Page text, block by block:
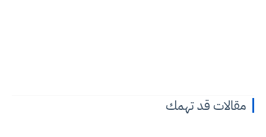
مقالات قد تهمك